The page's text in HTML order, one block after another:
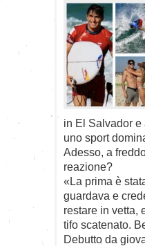
in El Salvador
uno sport
Adesso, a
reazione?
«La prima è
guardava e
restare in vetta,
tifo scatenato.
Debutto da